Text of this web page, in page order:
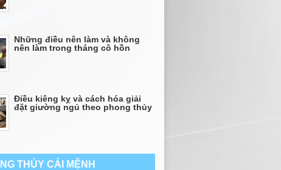
Những điều nên làm và không
nên làm trong tháng cô hồn
Điều kiêng kỵ và cách hóa giải
đặt giường ngủ theo phong thủy
THỦY CẢI MỆNH